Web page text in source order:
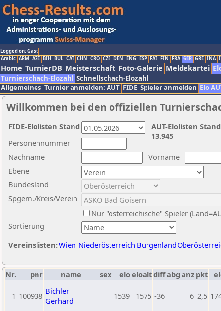
Logged on: Gast
Arabic ARM AZE BIH BUL CAT CHN CRO CZE DEN ENG ESP FAI FIN FRA GER GRE INA
Home TurnierDB Meisterschaft Foto-Galerie Meldekartei
Turnierschach-Elozahl Schnellschach-Elozahl
Allgemeines Turnier anmelden: AUT FIDE Spieler anmelden Elo
Willkommen bei den offiziellen
Nachname
Vorname
Ebene
Sortierung
Personennummer
Bundesland
Spgem./Kreis/Verein
Nur "österreichische" Spieler
Vereinslisten:Wien Niederösterreich Burgenland
AUT-Elolisten
13.945
FIDE-Elolisten Stand
Nr. pnr name sex eloeloaltdiffabg anz pkt
1 100938 Bichler
Gerhard
1539 1575 -36 6 2,5